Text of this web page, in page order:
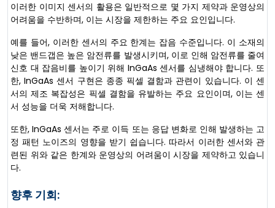
이러한 이미지 센서의 활용은 일반적으로 몇 가지 제약과 운영상의
어려움을 수반하며, 이는 시장을 제한하는 주요 요인입니다.
예를 들어, 이러한 센서의 주요 한계는 잡음 수준입니다. 이 소재의
낮은 밴드갭은 높은 암전류를 발생시키며, 이로 인해 암전류를 줄여
신호 대 잡음비를 높이기 위해 InGaAs 센서를 심냉해야 합니다. 또
한, InGaAs 센서 구현은 종종 픽셀 결함과 관련이 있습니다. 이 센
서의 제조 복잡성은 픽셀 결함을 유발하는 주요 요인이며, 이는 센
서 성능을 더욱 저해합니다.
또한, InGaAs 센서는 주로 이득 또는 응답 변화로 인해 발생하는 고
정 패턴 노이즈의 영향을 받기 쉽습니다. 따라서 이러한 센서와 관
련된 위와 같은 한계와 운영상의 어려움이 시장을 제약하고 있습니
다.
향후 기회: